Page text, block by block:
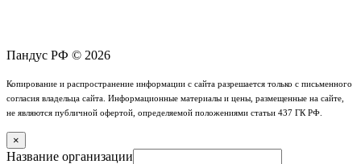
Пандус РФ © 2026
Копирование и распространение информации с сайта разрешается только с письменного
согласия владельца сайта. Информационные материалы и цены, размещенные на сайте,
не являются публичной офертой, определяемой положениями статьи 437 ГК РФ.
×
Название организации